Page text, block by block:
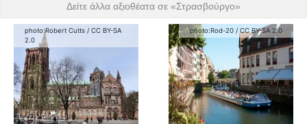
Δείτε άλλα αξιοθέατα σε «Στρασβούργο»
photo:Robert Cutts / CC BY-SA
2.0
photo:Rod-20 /CC BY-SA 2.0